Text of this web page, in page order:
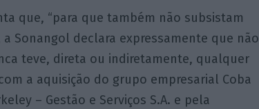
que, “para que também não subsistam
a Sonangol declara expressamente que não
teve, direta ou indiretamente, qualquer
a aquisição do grupo empresarial Coba
– Gestão e Serviços S.A. e pela